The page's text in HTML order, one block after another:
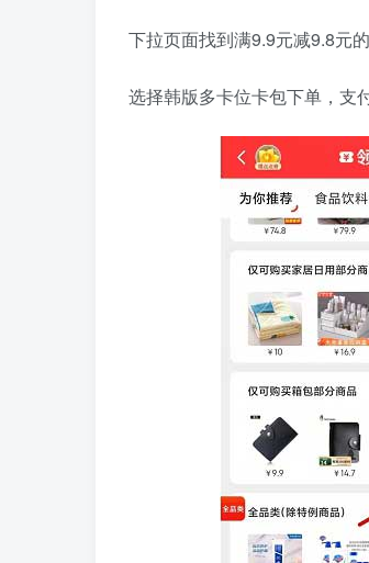
下拉页面找到满9.9元减9.8元
选择韩版多卡位卡包下单，支